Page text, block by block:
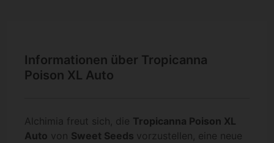
Informationen über Tropicanna
Poison XL Auto
Alchimia freut sich, die Tropicanna Poison XL
Auto von Sweet Seeds vorzustellen, eine neue